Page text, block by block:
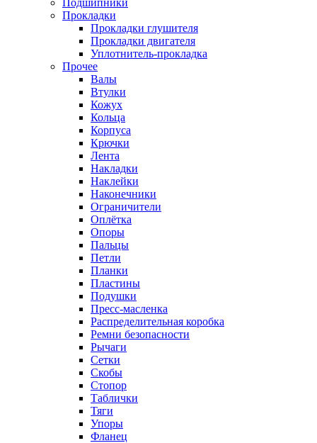
Подшипники
Прокладки
Прокладки глушителя
Прокладки двигателя
Уплотнитель-прокладка
Прочее
Валы
Втулки
Кожух
Кольца
Корпуса
Крючки
Лента
Накладки
Наклейки
Наконечники
Ограничители
Оплётка
Опоры
Пальцы
Петли
Планки
Пластины
Подушки
Пресс-масленка
Распределительная коробка
Ремни безопасности
Рычаги
Сетки
Скобы
Стопор
Таблички
Тяги
Упоры
Фланец